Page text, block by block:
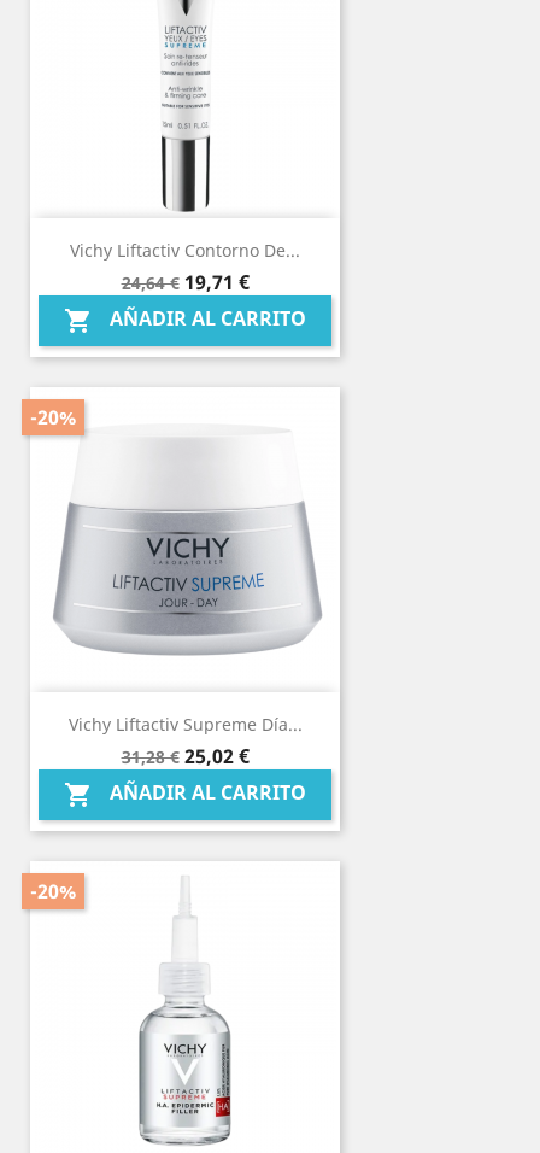
Vichy Liftactiv Contorno De...
Precio
base
24,64 € Precio
19,71 €
 AÑADIR AL CARRITO
Vichy Liftactiv Supreme Día...
Precio
base
31,28 €
-20%
Precio
25,02 €
 AÑADIR AL CARRITO
-20%